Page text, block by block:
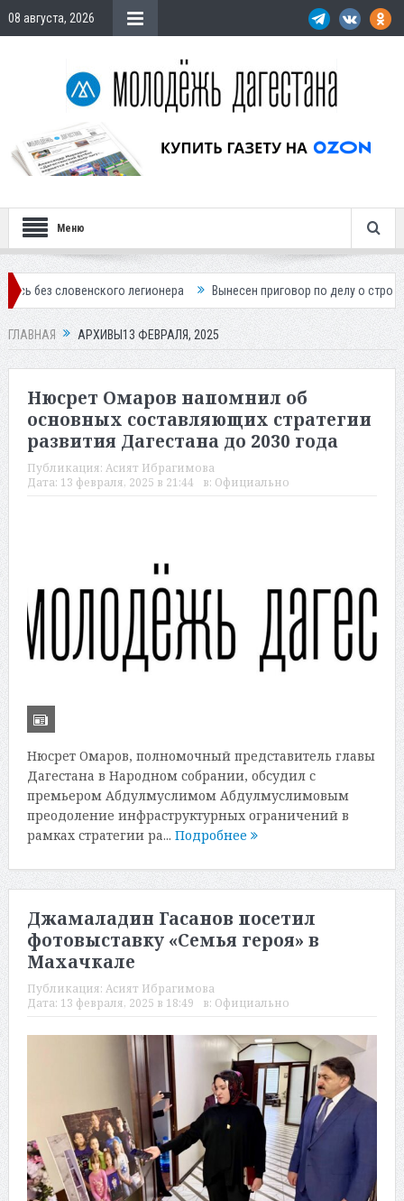
08 августа, 2026
Меню
легионера Вынесен приговор по делу о строительстве
ГЛАВНАЯ АРХИВЫ13 ФЕВРАЛЯ, 2025
Нюсрет Омаров напомнил об
основных составляющих стратегии
развития Дагестана до 2030 года
Публикация: Асият Ибрагимова
Дата: 13 февраля, 2025 в 21:44 в: Официально
Нюсрет Омаров, полномочный представитель главы
Дагестана в Народном собрании, обсудил с
премьером Абдулмуслимом Абдулмуслимовым
преодоление инфраструктурных ограничений в
рамках стратегии ра... Подробнее
Джамаладин Гасанов посетил
фотовыставку «Семья героя» в
Махачкале
Публикация: Асият Ибрагимова
Дата: 13 февраля, 2025 в 18:49 в: Официально